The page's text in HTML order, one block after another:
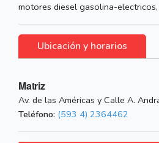
motores diesel gasolina-
Ubicación y horarios
Matriz
Av. de las Américas y Calle A.
Teléfono: (593 4) 2364462